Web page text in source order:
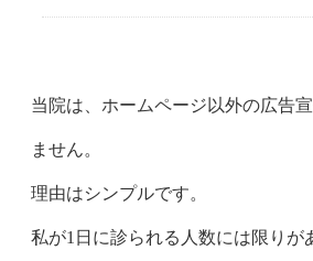
当院は、ホームページ以外の広告
ません。
理由はシンプルです。
私が1日に診られる人数には限りが